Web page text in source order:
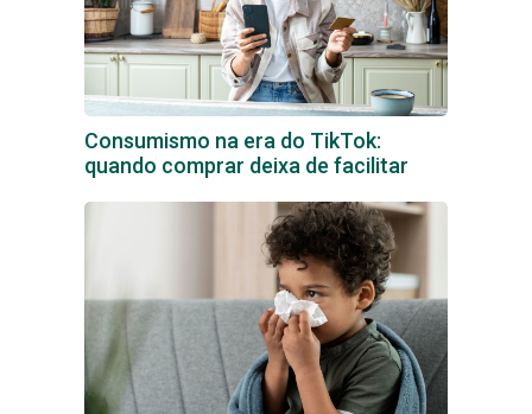
Consumismo na era do TikTok:
quando comprar deixa de facilitar